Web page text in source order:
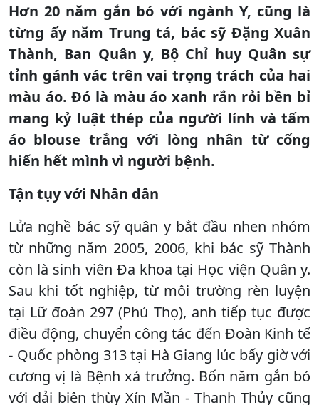
Hơn 20 năm gắn bó với ngành Y, cũng là
từng ấy năm Trung tá, bác sỹ Đặng Xuân
Thành, Ban Quân y, Bộ Chỉ huy Quân sự
tỉnh gánh vác trên vai trọng trách của hai
màu áo. Đó là màu áo xanh rắn rỏi bền bỉ
mang kỷ luật thép của người lính và tấm
áo blouse trắng với lòng nhân từ cống
hiến hết mình vì người bệnh.
Tận tụy với Nhân dân
Lửa nghề bác sỹ quân y bắt đầu nhen nhóm
từ những năm 2005, 2006, khi bác sỹ Thành
còn là sinh viên Đa khoa tại Học viện Quân y.
Sau khi tốt nghiệp, từ môi trường rèn luyện
tại Lữ đoàn 297 (Phú Thọ), anh tiếp tục được
điều động, chuyển công tác đến Đoàn Kinh tế
- Quốc phòng 313 tại Hà Giang lúc bấy giờ với
cương vị là Bệnh xá trưởng. Bốn năm gắn bó
với dải biên thùy Xín Mần - Thanh Thủy cũng